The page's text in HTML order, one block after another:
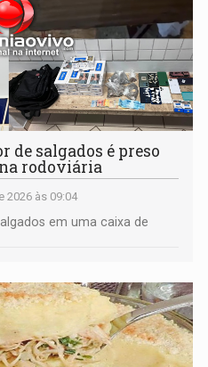
de salgados é preso
rodoviária
2026 às 09:04
em uma caixa de